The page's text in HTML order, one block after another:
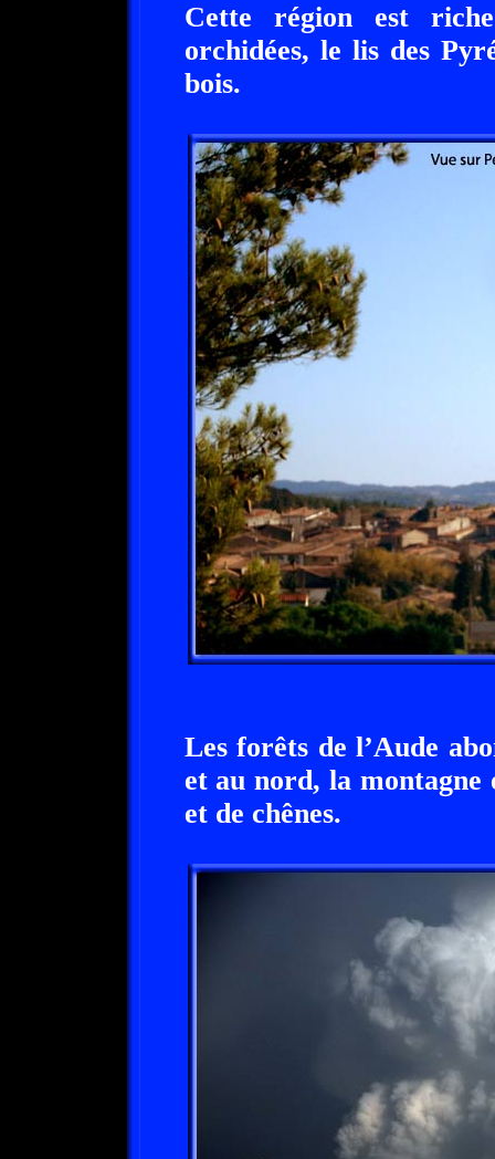
Cette région est
orchidées, le lis des
bois.
Les forêts de l’Aude
et au nord, la montagne
et de chênes.